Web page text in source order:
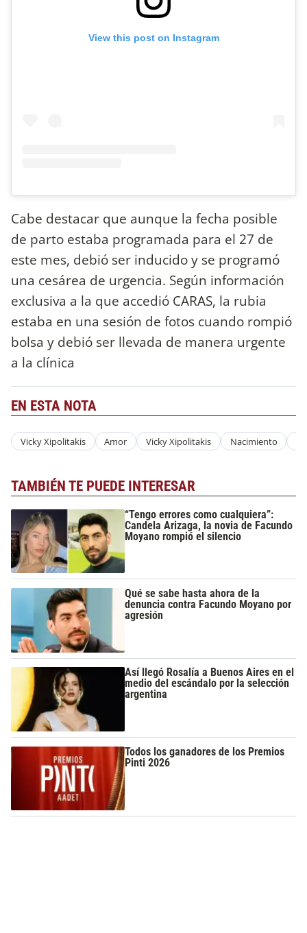
View this post on Instagram
Cabe destacar que aunque la fecha posible
de parto estaba programada para el 27 de
este mes, debió ser inducido y se programó
una cesárea de urgencia. Según información
exclusiva a la que accedió CARAS, la rubia
estaba en una sesión de fotos cuando rompió
bolsa y debió ser llevada de manera urgente
a la clínica
EN ESTA NOTA
Vicky Xipolitakis Amor Vicky Xipolitakis Nacimiento
TAMBIÉN TE PUEDE INTERESAR
“Tengo errores como cualquiera”:
Candela Arizaga, la novia de Facundo
Moyano rompió el silencio
Qué se sabe hasta ahora de la
denuncia contra Facundo Moyano por
agresión
Así llegó Rosalía a Buenos Aires en el
medio del escándalo por la selección
argentina
Todos los ganadores de los Premios
Pinti 2026